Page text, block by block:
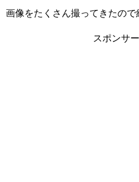
画像をたくさん撮ってきたので
スポンサ